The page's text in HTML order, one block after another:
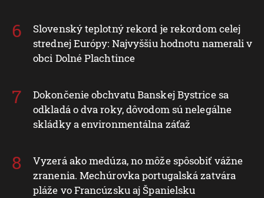
Slovenský teplotný rekord je rekordom celej
strednej Európy: Najvyššiu hodnotu namerali v
obci Dolné Plachtince
Dokončenie obchvatu Banskej Bystrice sa
odkladá o dva roky, dôvodom sú nelegálne
skládky a environmentálna záťaž
Vyzerá ako medúza, no môže spôsobiť vážne
zranenia. Mechúrovka portugalská zatvára
pláže vo Francúzsku aj Španielsku